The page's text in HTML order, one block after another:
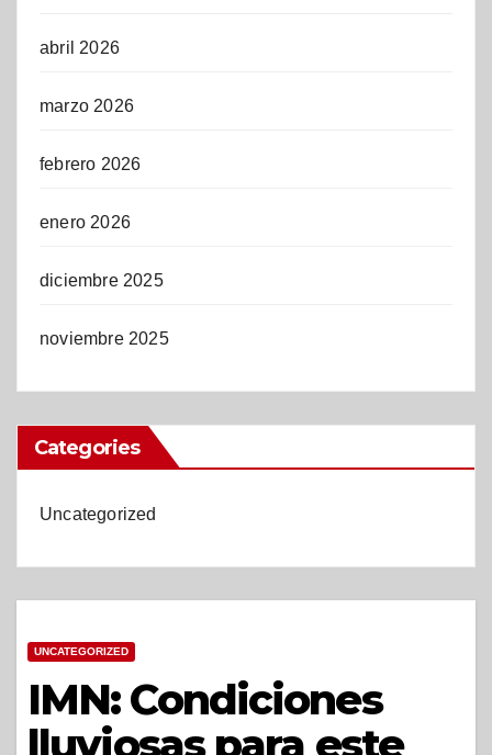
abril 2026
marzo 2026
febrero 2026
enero 2026
diciembre 2025
noviembre 2025
Categories
Uncategorized
UNCATEGORIZED
IMN: Condiciones
lluviosas para este